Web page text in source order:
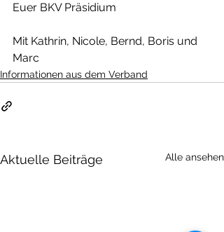
Euer BKV Präsidium
Mit Kathrin, Nicole, Bernd, Boris und
Marc
Informationen aus dem Verband
Aktuelle Beiträge Alle ansehen